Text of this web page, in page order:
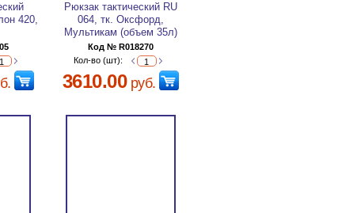
420,
Рюкзак тактический RU
064, тк. Оксфорд,
Мультикам (объем 35л)
Код № R018270
Кол-во (шт):
3610.00руб.